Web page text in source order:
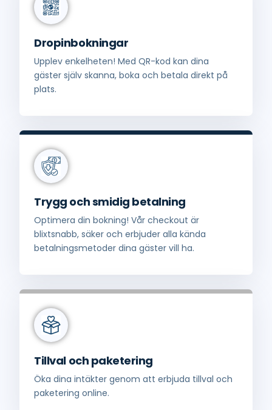
Dropinbokningar
Upplev enkelheten! Med QR-kod kan dina
gäster själv skanna, boka och betala direkt på
plats.
Trygg och smidig betalning
Optimera din bokning! Vår checkout är
blixtsnabb, säker och erbjuder alla kända
betalningsmetoder dina gäster vill ha.
Tillval och paketering
Öka dina intäkter genom att erbjuda tillval och
paketering online.